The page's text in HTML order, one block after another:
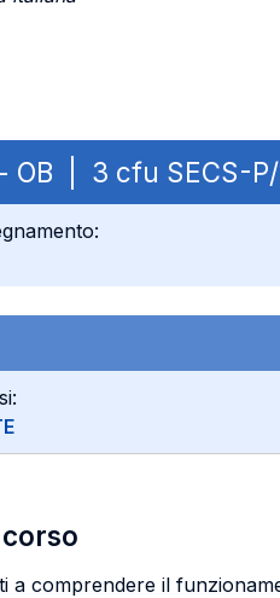
OB | 3 cfu SECS-
a comprendere il